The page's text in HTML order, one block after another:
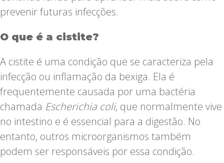
prevenir futuras infecções.
O que é a cistite?
A cistite é uma condição que se caracteriza pela
infecção ou inflamação da bexiga. Ela é
frequentemente causada por uma bactéria
chamada Escherichia coli, que normalmente vive
no intestino e é essencial para a digestão. No
entanto, outros microorganismos também
podem ser responsáveis por essa condição.